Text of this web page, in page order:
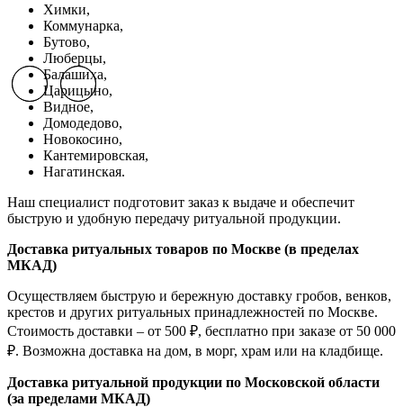
Химки,
Коммунарка,
Бутово,
Люберцы,
Балашиха,
Царицыно,
Видное,
Домодедово,
Новокосино,
Кантемировская,
Нагатинская.
Наш специалист подготовит заказ к выдаче и обеспечит
быструю и удобную передачу ритуальной продукции.
Доставка ритуальных товаров по Москве (в пределах
МКАД)
Осуществляем быструю и бережную доставку гробов, венков,
крестов и других ритуальных принадлежностей по Москве.
Стоимость доставки – от 500 ₽, бесплатно при заказе от 50 000
₽. Возможна доставка на дом, в морг, храм или на кладбище.
Доставка ритуальной продукции по Московской области
(за пределами МКАД)
Previous slide
Next slide
Previous slide
Next slide